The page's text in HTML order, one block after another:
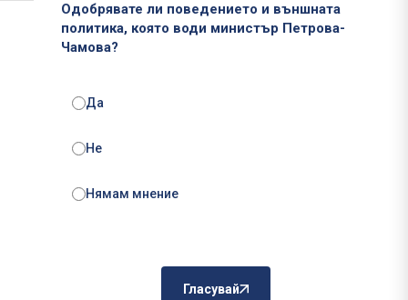
Одобрявате ли поведението и външната
политика, която води министър Петрова-
Чамова?
Да
Не
Нямам мнение
Гласувай